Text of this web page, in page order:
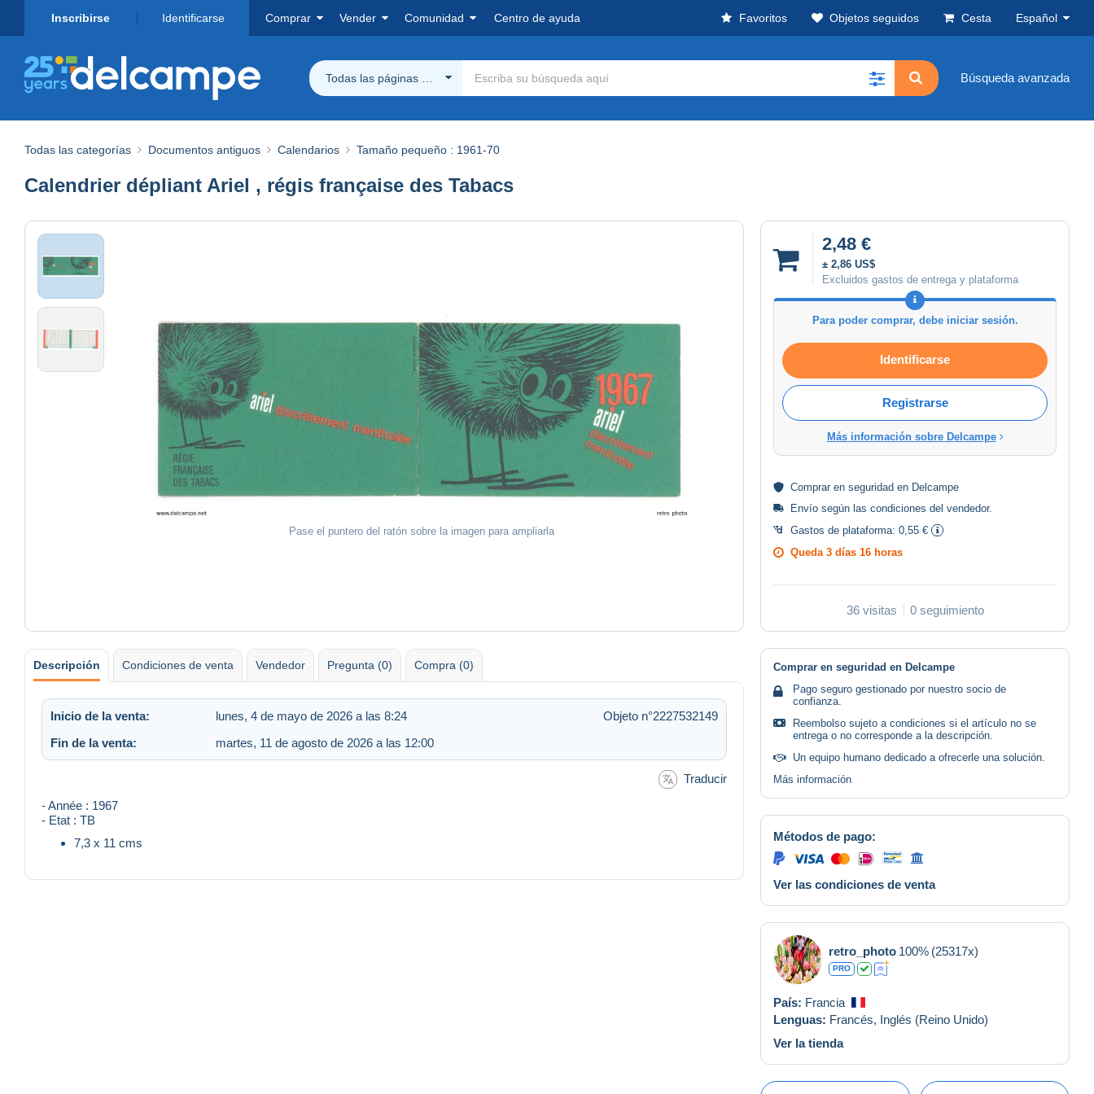
Inscribirse Identificarse Comprar Vender Comunidad Centro de ayuda Favoritos Objetos seguidos Cesta Español
Todas las páginas Delcampe Búsqueda avanzada
Todas las categorías Documentos antiguos Calendarios Tamaño pequeño : 1961-70
Calendrier dépliant Ariel , régis française des Tabacs
Pase el puntero del ratón sobre la imagen para ampliarla
2,48 €
± 2,86 US$
Excluidos gastos de entrega y plataforma
Para poder comprar, debe iniciar sesión.
Identificarse
Registrarse
Más información sobre Delcampe
Comprar en seguridad en Delcampe
Envío según las condiciones del vendedor.
Gastos de plataforma: 0,55 €
Queda 3 días 16 horas
36 visitas 0 seguimiento
Descripción Condiciones de venta Vendedor Pregunta (0) Compra (0)
Inicio de la venta: lunes, 4 de mayo de 2026 a las 8:24
Objeto n°2227532149
Fin de la venta:
martes, 11 de agosto de 2026 a las 12:00
Traducir
- Année : 1967
- Etat : TB
7,3 x 11 cms
Comprar en seguridad en Delcampe
Pago seguro gestionado por nuestro socio de
confianza.
Reembolso sujeto a condiciones si el artículo no se
entrega o no corresponde a la descripción.
Un equipo humano dedicado a ofrecerle una solución.
Más información
Métodos de pago:
Ver las condiciones de venta
retro_photo 100% (25317x)
PRO
País: Francia
Lenguas: Francés, Inglés (Reino Unido)
Ver la tienda